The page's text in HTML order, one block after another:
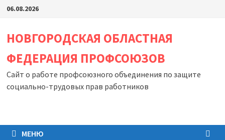
Перейти
содержимому
06.08.2026
НОВГОРОДСКАЯ ОБЛАСТНАЯ
ФЕДЕРАЦИЯ ПРОФСОЮЗОВ
Сайт о работе профсоюзного объединения по защите
социально-трудовых прав работников
МЕНЮ